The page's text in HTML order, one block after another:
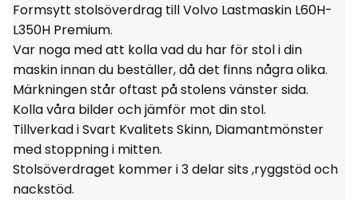
Formsytt stolsöverdrag till Volvo Lastmaskin L60H-
L350H Premium.
Var noga med att kolla vad du har för stol i din
maskin innan du beställer, då det finns några olika.
Märkningen står oftast på stolens vänster sida.
Kolla våra bilder och jämför mot din stol.
Tillverkad i Svart Kvalitets Skinn, Diamantmönster
med stoppning i mitten.
Stolsöverdraget kommer i 3 delar sits ,ryggstöd och
nackstöd.